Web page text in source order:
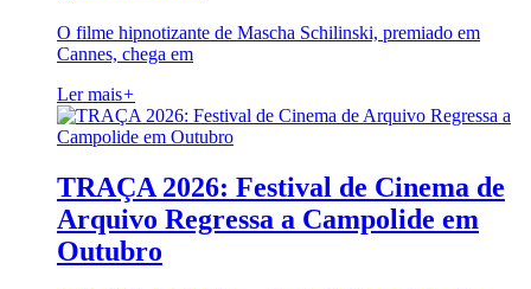
O filme hipnotizante de Mascha Schilinski, premiado em
Cannes, chega em
Ler mais+
TRAÇA 2026: Festival de Cinema de
Arquivo Regressa a Campolide em
Outubro